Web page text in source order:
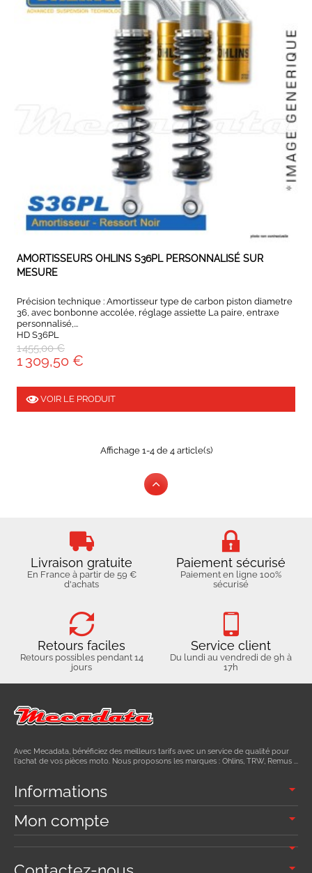
EXPEDIÉ SOUS 5 À 10 JOURS
AMORTISSEURS OHLINS S36PL PERSONNALISÉ SUR
MESURE
Précision technique : Amortisseur type de carbon piston diametre
36, avec bonbonne accolée, réglage assiette La paire, entraxe
personnalisé,...
HD S36PL
1 455,00 €
1 309,50 €
VOIR LE PRODUIT
Affichage 1-4 de 4 article(s)
Livraison gratuite
En France à partir de 59 €
d'achats
Paiement sécurisé
Paiement en ligne 100%
sécurisé
Retours faciles
Retours possibles pendant 14
jours
Service client
Du lundi au vendredi de 9h à
17h
Avec Mecadata, bénéficiez des meilleurs tarifs avec un service de qualité pour
l'achat de vos pièces moto. Nous proposons les marques : Ohlins, TRW, Remus ...
Informations
Mon compte